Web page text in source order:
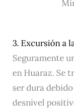
3. Excursión a
Seguramente
en Huaraz. Se
ser dura
desnivel